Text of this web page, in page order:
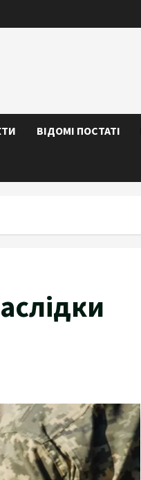
ВІДОМІ ПОСТАТІ